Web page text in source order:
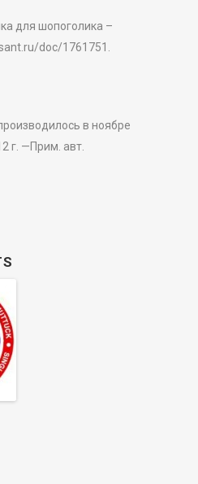
для шопоголика –
doc/1761751.
в ноябре
г. —Прим. авт.